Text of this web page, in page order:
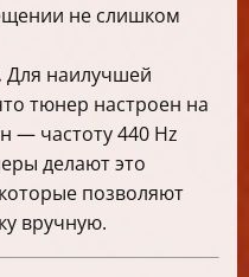
не слишком
Для наилучшей
тюнер настроен на
— частоту 440 Hz
делают это
позволяют
вручную.